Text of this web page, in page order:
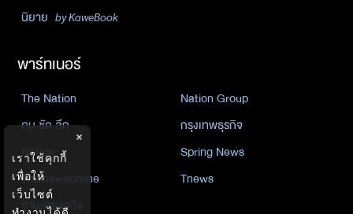
นิยาย by KaweBook
พาร์ทเนอร์
The Nation
Nation Group
คม ชัด ลึก
กรุงเทพธุรกิจ
Nation
Spring News
Thainewsonline
Tnews
ฐานเศรษฐกิจ
×
เราใช้คุกกี้
เพื่อให้
เว็บไซต์